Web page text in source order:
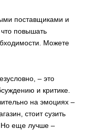
поставщиками и
повышать
Можете
– это
и критике.
на эмоциях –
стоит сузить
Но еще лучше –